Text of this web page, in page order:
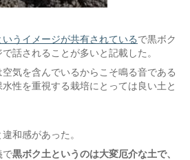
うイメージが共有されているで黒ボク
話されることが多いと記載した。
気を含んでいるからこそ鳴る音である
性を重視する栽培にとっては良い土と
和感があった。
で黒ボク土というのは大変厄介な土で、